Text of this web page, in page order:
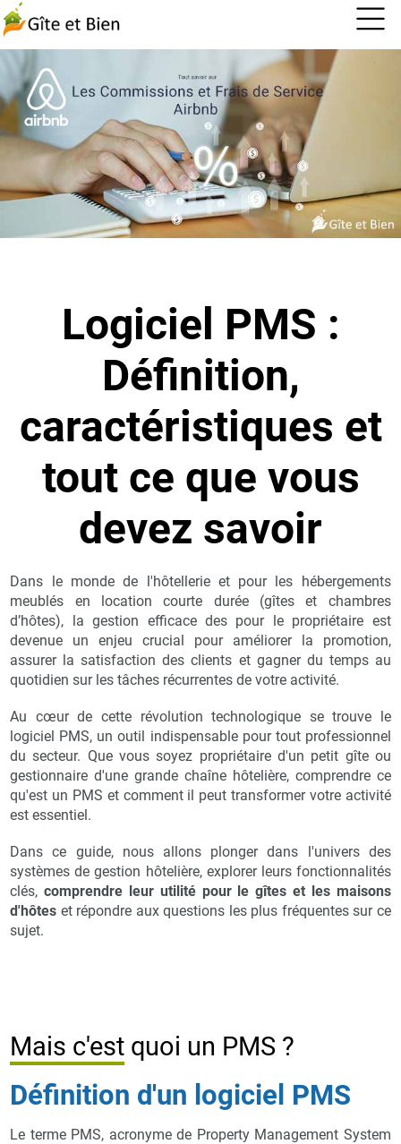
Logiciel PMS :
Définition,
caractéristiques et
tout ce que vous
devez savoir
Dans le monde de l'hôtellerie et pour les hébergements
meublés en location courte durée (gîtes et chambres
d’hôtes), la gestion efficace des pour le propriétaire est
devenue un enjeu crucial pour améliorer la promotion,
assurer la satisfaction des clients et gagner du temps au
quotidien sur les tâches récurrentes de votre activité.
Au cœur de cette révolution technologique se trouve le
logiciel PMS, un outil indispensable pour tout professionnel
du secteur. Que vous soyez propriétaire d'un petit gîte ou
gestionnaire d'une grande chaîne hôtelière, comprendre ce
qu'est un PMS et comment il peut transformer votre activité
est essentiel.
Dans ce guide, nous allons plonger dans l'univers des
systèmes de gestion hôtelière, explorer leurs fonctionnalités
clés,comprendre leur utilité pour le gîtes et les maisons
d'hôtes et répondre aux questions les plus fréquentes sur ce
sujet.
Mais c'est quoi un PMS ?
Définition d'un logiciel PMS
Le terme PMS, acronyme de Property Management System